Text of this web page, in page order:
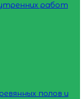
работ
полов и